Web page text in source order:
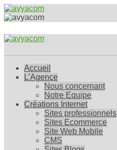
Accueil
L’Agence
Nous concernant
Notre Equipe
Créations Internet
Sites professionnels
Sites Ecommerce
Site Web Mobile
CMS